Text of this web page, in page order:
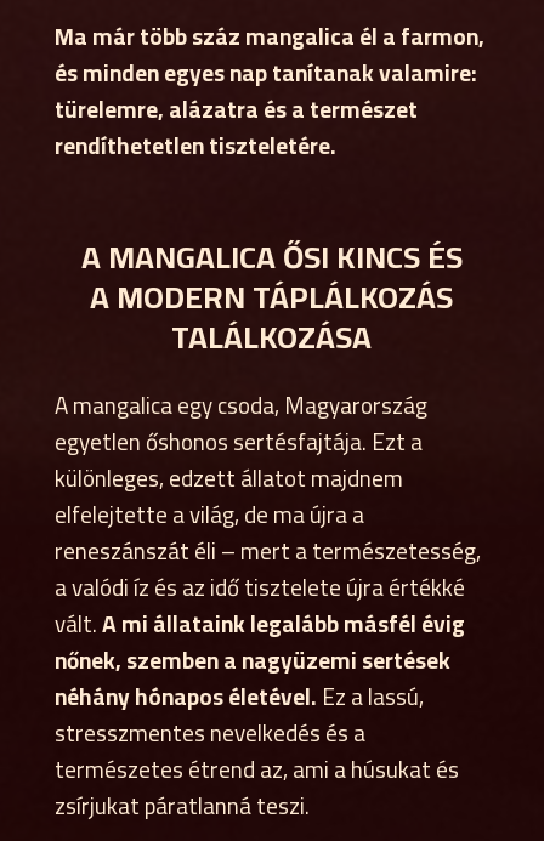
Ma már több száz mangalica él a farmon,
és minden egyes nap tanítanak valamire:
türelemre, alázatra és a természet
rendíthetetlen tiszteletére.
A MANGALICA ŐSI KINCS ÉS
A MODERN TÁPLÁLKOZÁS
TALÁLKOZÁSA
A mangalica egy csoda, Magyarország
egyetlen őshonos sertésfajtája. Ezt a
különleges, edzett állatot majdnem
elfelejtette a világ, de ma újra a
reneszánszát éli – mert a természetesség,
a valódi íz és az idő tisztelete újra értékké
vált.A mi állataink legalább másfél évig
nőnek, szemben a nagyüzemi sertések
néhány hónapos életével.Ez a lassú,
stresszmentes nevelkedés és a
természetes étrend az, ami a húsukat és
zsírjukat páratlanná teszi.